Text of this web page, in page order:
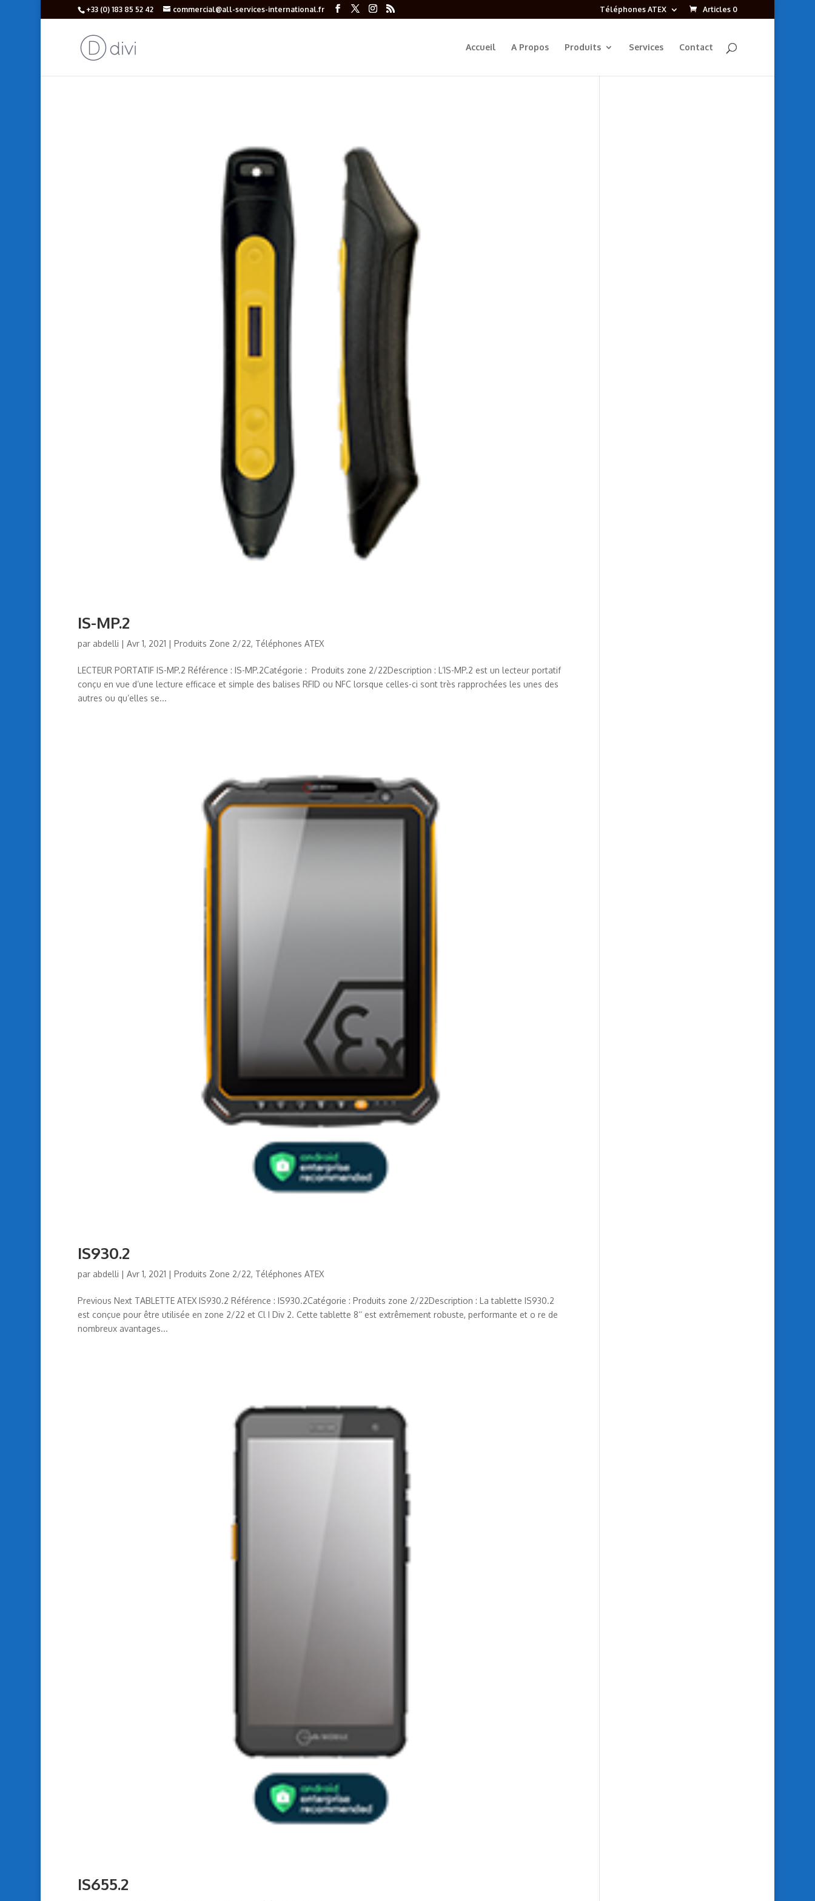
+33 (‎0) 183 85 52 42 commercial@all-services-international.fr Téléphones ATEX Articles 0
Accueil A Propos Produits Services Contact
IS-MP.2
par abdelli | Avr 1, 2021 | Produits Zone 2/22, Téléphones ATEX
LECTEUR PORTATIF IS-MP.2 Référence : IS-MP.2Catégorie : Produits zone 2/22Description : L’IS-MP.2 est un lecteur portatif
conçu en vue d’une lecture efficace et simple des balises RFID ou NFC lorsque celles-ci sont très rapprochées les unes des
autres ou qu’elles se...
IS930.2
par abdelli | Avr 1, 2021 | Produits Zone 2/22, Téléphones ATEX
Previous Next TABLETTE ATEX IS930.2 Référence : IS930.2Catégorie : Produits zone 2/22Description : La tablette IS930.2
est conçue pour être utilisée en zone 2/22 et Cl I Div 2. Cette tablette 8‘‘ est extrêmement robuste, performante et o re de
nombreux avantages...
IS655.2